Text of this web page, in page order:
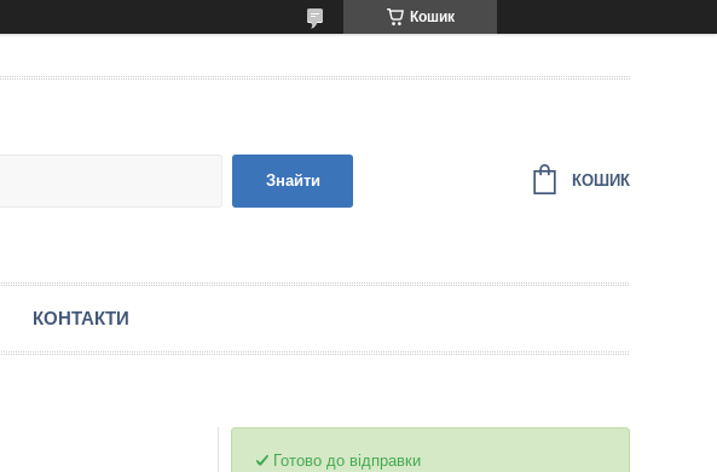
Кошик
Знайти КОШИК
КОНТАКТИ
Готово до відправки